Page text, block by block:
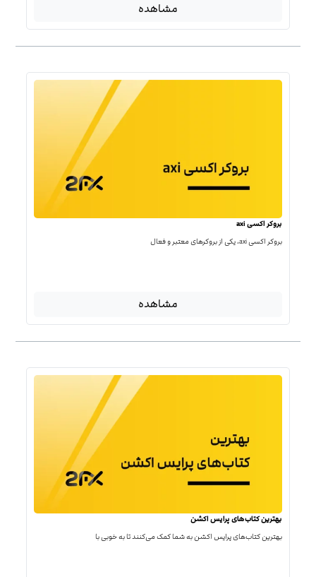
مشاهده
بروکر اکسی axi
بروکر اکسی axi، یکی از بروکرهای معتبر و فعال
مشاهده
بهترین کتاب‌‌های پرایس اکشن
بهترین کتاب‌‌های پرایس اکشن به شما کمک می‌کنند تا به خوبی با